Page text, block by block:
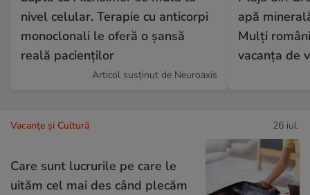
nivel celular. Terapie cu anticorpi
monoclonali le oferă o șansă
reală pacienților
Articol susținut de Neuroaxis
apă
Mulți
vacanța de
Vacanțe și Cultură 26 iul.
Care sunt lucrurile pe care le
uităm cel mai des când plecăm